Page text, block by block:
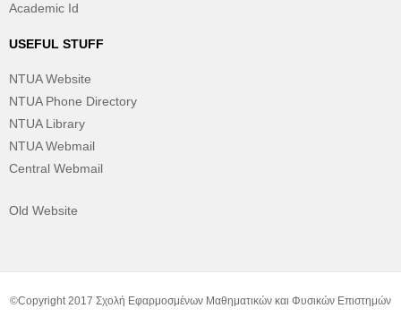
Academic Id
USEFUL STUFF
NTUA Website
NTUA Phone Directory
NTUA Library
NTUA Webmail
Central Webmail
Old Website
©Copyright 2017 Σχολή Εφαρμοσμένων Μαθηματικών και Φυσικών Επιστημών